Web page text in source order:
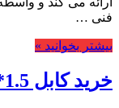
فنی …
بیشتر بخوانید »
خرید کابل 1.5*3 سیلیکونی نسوز سیل تک